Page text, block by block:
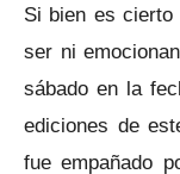
Si bien es
ser ni
sábado en la
ediciones de
fue empañado